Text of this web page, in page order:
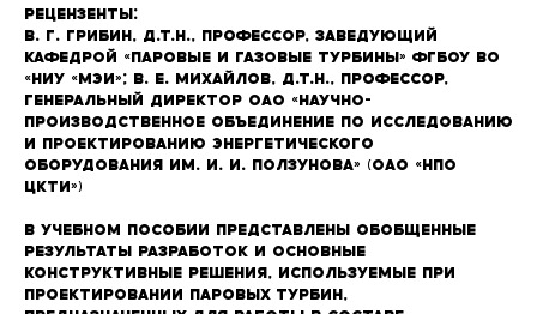
Рецензенты:
В. Г. Грибин, д.т.н., профессор, заведующий
кафедрой «Паровые и газовые турбины» ФГБОУ ВО
«НИУ «МЭИ»; В. Е. Михайлов, д.т.н., профессор,
генеральный директор ОАО «Научно-
производственное объединение по исследованию
и проектированию энергетического
оборудования им. И. И. Ползунова» (ОАО «НПО
ЦКТИ»)
В учебном пособии представлены обобщенные
результаты разработок и основные
конструктивные решения, используемые при
проектировании паровых турбин,